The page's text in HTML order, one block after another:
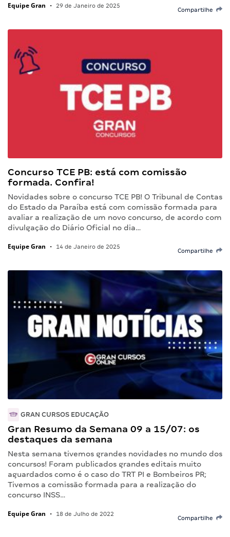
Equipe Gran • 29 de Janeiro de 2025
Compartilhe
Concurso TCE PB: está com comissão
formada. Confira!
Novidades sobre o concurso TCE PB! O Tribunal de Contas
do Estado da Paraíba está com comissão formada para
avaliar a realização de um novo concurso, de acordo com
divulgação do Diário Oficial no dia…
Equipe Gran • 14 de Janeiro de 2025
Compartilhe
GRAN CURSOS EDUCAÇÃO
Gran Resumo da Semana 09 a 15/07: os
destaques da semana
Nesta semana tivemos grandes novidades no mundo dos
concursos! Foram publicados grandes editais muito
aguardados como é o caso do TRT PI e Bombeiros PR;
Tivemos a comissão formada para a realização do
concurso INSS…
Equipe Gran • 18 de Julho de 2022
Compartilhe